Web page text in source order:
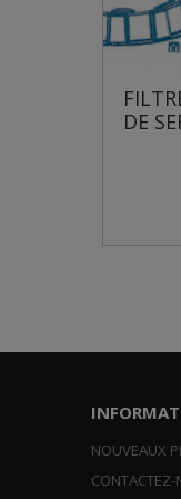
1 - COLLIER
NOUVEAUX
CONTACTEZ-